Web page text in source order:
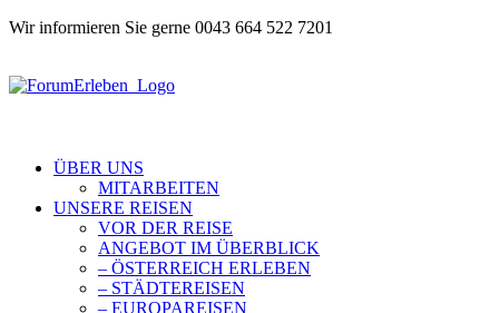
Wir informieren Sie gerne 0043 664 522 7201
ÜBER UNS
MITARBEITEN
UNSERE REISEN
VOR DER REISE
ANGEBOT IM ÜBERBLICK
– ÖSTERREICH ERLEBEN
– STÄDTEREISEN
– EUROPAREISEN